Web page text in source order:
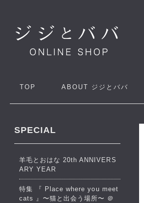
TOP ABOUT ジジとババ
SPECIAL
羊毛とおはな 20th ANNIVERS
ARY YEAR
特集 『 Place where you meet
cats 』〜猫と出会う場所〜 ＠